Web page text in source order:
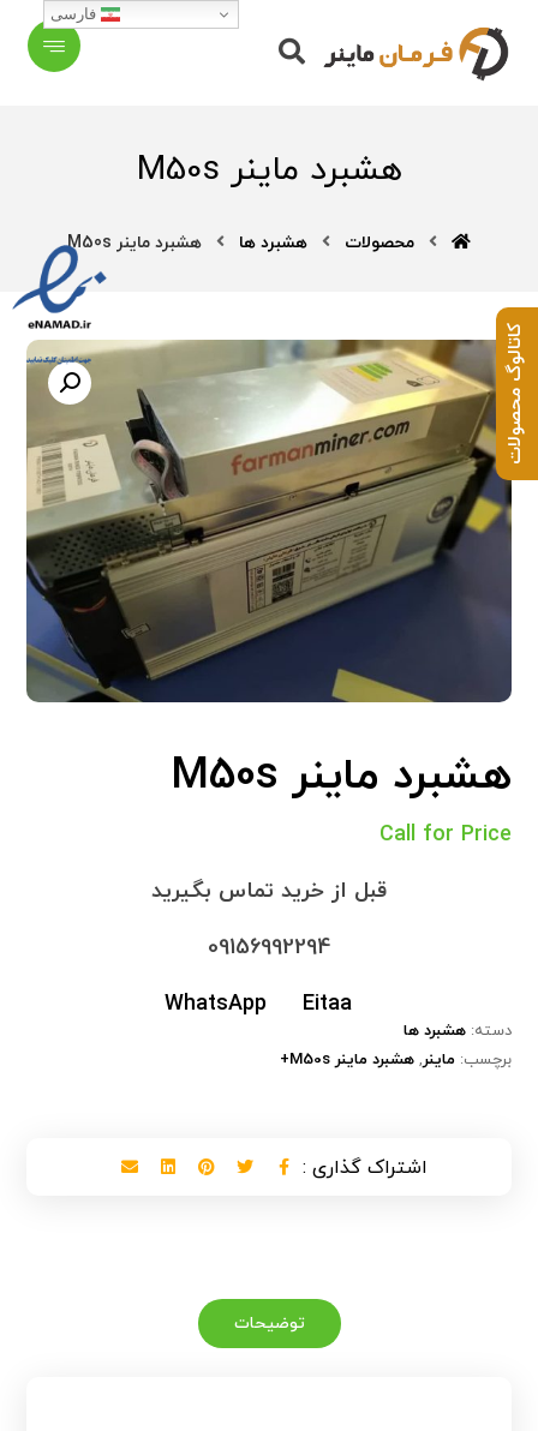
هشبرد ماینر M50s
محصولات هشبرد ها هشبرد ماینر M50s
هشبرد ماینر M50s
Call for Price
قبل از خرید تماس بگیرید
09156992294
WhatsApp
Eitaa
دسته:هشبرد ها
برچسب:ماینر,هشبرد ماینر M50s+
توضیحات
فارسی
کاتالوگ محصولات